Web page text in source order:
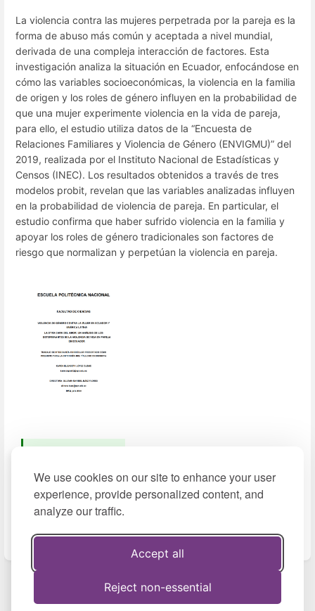
We use cookies on our site to enhance your user
experience, provide personalized content, and
analyze our traffic.
Accept all
Reject non-essential
La violencia contra las mujeres perpetrada por la pareja es la
forma de abuso más común y aceptada a nivel mundial,
derivada de una compleja interacción de factores. Esta
investigación analiza la situación en Ecuador, enfocándose en
cómo las variables socioeconómicas, la violencia en la familia
de origen y los roles de género influyen en la probabilidad de
que una mujer experimente violencia en la vida de pareja,
para ello, el estudio utiliza datos de la “Encuesta de
Relaciones Familiares y Violencia de Género (ENVIGMU)” del
2019, realizada por el Instituto Nacional de Estadísticas y
Censos (INEC). Los resultados obtenidos a través de tres
modelos probit, revelan que las variables analizadas influyen
en la probabilidad de violencia de pareja. En particular, el
estudio confirma que haber sufrido violencia en la familia y
apoyar los roles de género tradicionales son factores de
riesgo que normalizan y perpetúan la violencia en pareja.
1,74 MB)
section
Next